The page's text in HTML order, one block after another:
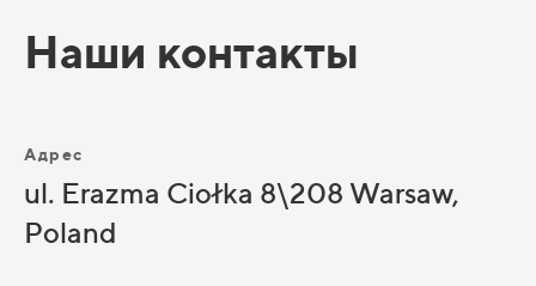
Наши контакты
Адрес
ul. Erazma Ciołka 8\208 Warsaw,
Poland